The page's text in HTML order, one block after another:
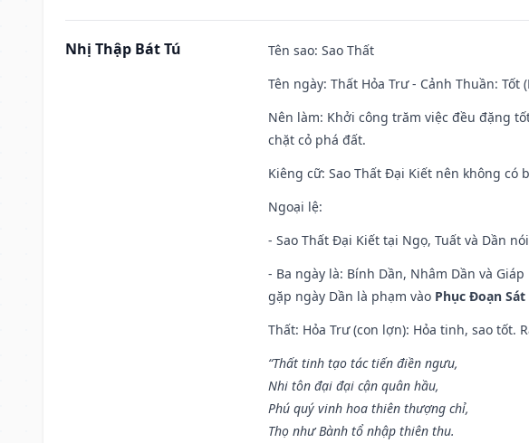
Nhị Thập Bát Tú Tên sao: Sao Thất
Tên ngày: Thất Hỏa Trư - Cảnh Thuần:
Nên làm: Khởi công trăm việc đều đặng
chặt cỏ phá đất.
Kiêng cữ: Sao Thất Đại Kiết nên không có
Ngoại lệ:
- Sao Thất Đại Kiết tại Ngọ, Tuất và Dần
- Ba ngày là: Bính Dần, Nhâm Dần và
gặp ngày Dần là phạm vào Phục Đoạn Sát
Thất: Hỏa Trư (con lợn): Hỏa tinh, sao tốt.
“Thất tinh tạo tác tiến điền ngưu,
Nhi tôn đại đại cận quân hầu,
Phú quý vinh hoa thiên thượng chỉ,
Thọ như Bành tổ nhập thiên thu.